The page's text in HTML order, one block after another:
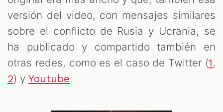
versión del video, con mensajes similares
sobre el conflicto de Rusia y Ucrania, se
ha publicado y compartido también en
otras redes, como es el caso de Twitter (1,
2) yYoutube.